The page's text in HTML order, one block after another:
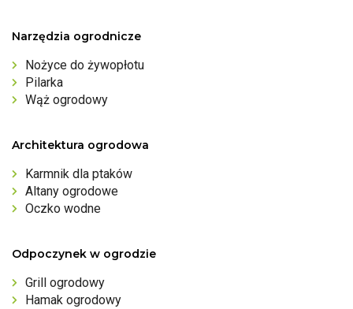
Narzędzia ogrodnicze
Nożyce do żywopłotu
Pilarka
Wąż ogrodowy
Architektura ogrodowa
Karmnik dla ptaków
Altany ogrodowe
Oczko wodne
Odpoczynek w ogrodzie
Grill ogrodowy
Hamak ogrodowy